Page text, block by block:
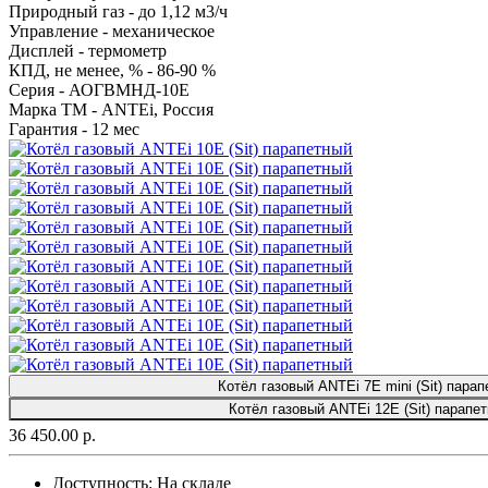
Природный газ - до 1,12 м3/ч
Управление - механическое
Дисплей - термометр
КПД, не менее, % - 86-90 %
Серия - АОГВМНД-10Е
Марка ТМ - ANTEi, Россия
Гарантия - 12 мес
Котёл газовый ANTEi 7Е mini (Sit)
Котёл газовый ANTEi 12Е (Sit)
36 450.00 р.
Доступность: На складе